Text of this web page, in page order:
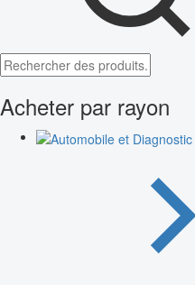
Acheter par rayon